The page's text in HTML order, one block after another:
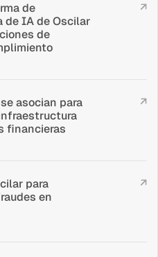
de
de IA de Oscilar
de
↗
asocian para
financieras
↗
para
en
↗